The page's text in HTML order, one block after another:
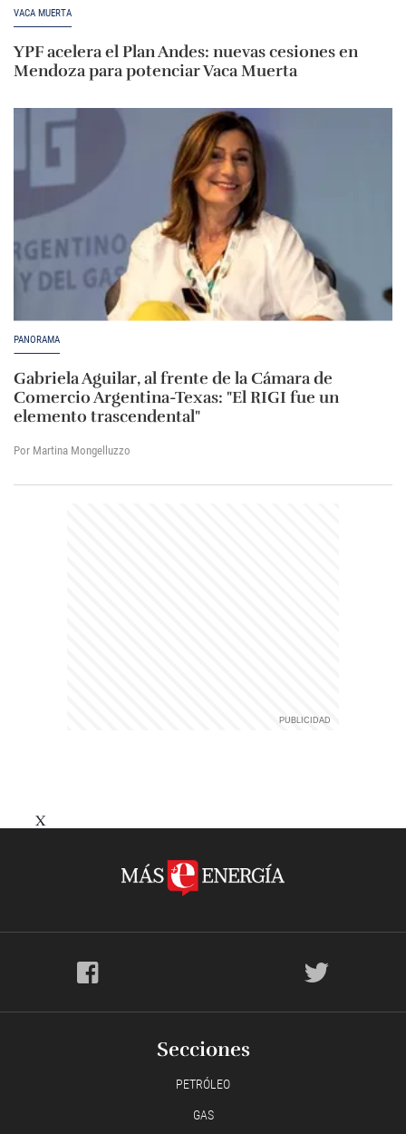
VACA MUERTA
YPF acelera el Plan Andes: nuevas cesiones en
Mendoza para potenciar Vaca Muerta
PANORAMA
Gabriela Aguilar, al frente de la Cámara de
Comercio Argentina-Texas: "El RIGI fue un
elemento trascendental"
Por Martina Mongelluzzo
X
Secciones
PETRÓLEO
GAS